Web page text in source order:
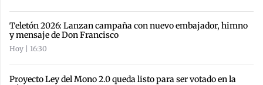
Teletón 2026: Lanzan campaña con nuevo embajador, himno
y mensaje de Don Francisco
Hoy | 16:30
Proyecto Ley del Mono 2.0 queda listo para ser votado en la